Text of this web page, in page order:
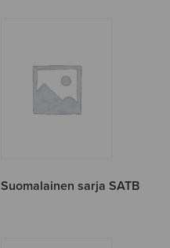
Suomalainen sarja SATB